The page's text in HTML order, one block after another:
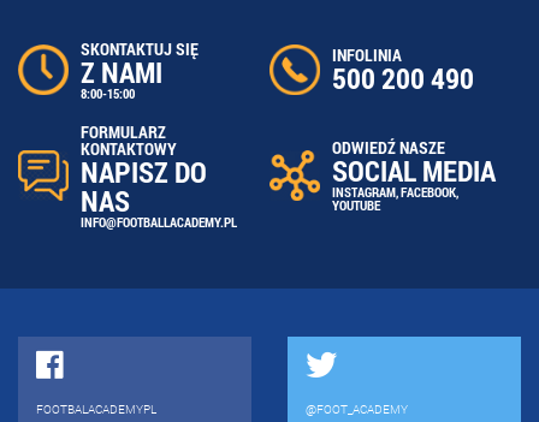
SKONTAKTUJ SIĘ
Z NAMI
8:00-15:00
INFOLINIA
500 200 490
FORMULARZ
KONTAKTOWY
NAPISZ DO
NAS
INFO@FOOTBALLACADEMY.PL
ODWIEDŹ NASZE
SOCIAL MEDIA
INSTAGRAM,FACEBOOK,
YOUTUBE
FOOTBALACADEMYPL @FOOT_ACADEMY